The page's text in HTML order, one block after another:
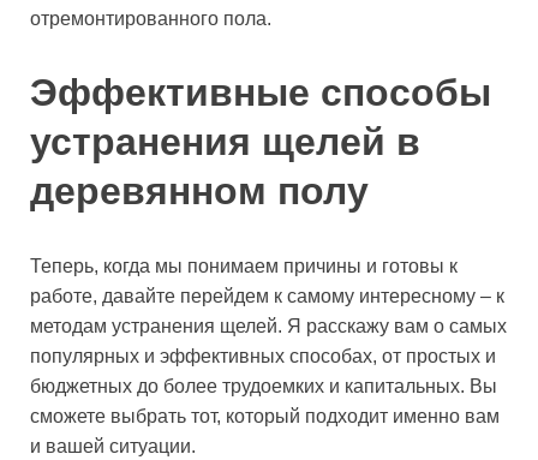
отремонтированного пола.
Эффективные способы
устранения щелей в
деревянном полу
Теперь, когда мы понимаем причины и готовы к
работе, давайте перейдем к самому интересному – к
методам устранения щелей. Я расскажу вам о самых
популярных и эффективных способах, от простых и
бюджетных до более трудоемких и капитальных. Вы
сможете выбрать тот, который подходит именно вам
и вашей ситуации.